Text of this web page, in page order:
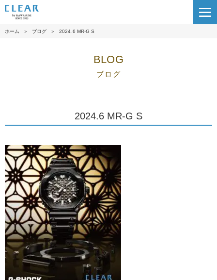
ホーム ＞ ブログ ＞ 2024.6 MR-G S
BLOG
ブログ
2024.6 MR-G S